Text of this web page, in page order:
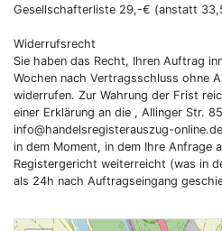
Gesellschafterliste 29,-€ (anstatt
Widerrufsrecht
Sie haben das Recht, Ihren Auftrag
Wochen nach Vertragsschluss ohne
widerrufen. Zur Wahrung der Frist
einer Erklärung an die , Allinger Str.
info@handelsregisterauszug-
in dem Moment, in dem Ihre Anfrage
Registergericht weiterreicht (was in
als 24h nach Auftragseingang